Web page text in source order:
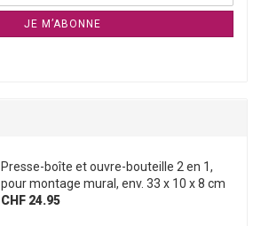
JE M’ABONNE
Presse-boîte et ouvre-bouteille 2 en 1,
pour montage mural, env. 33 x 10 x 8 cm
CHF 24.95